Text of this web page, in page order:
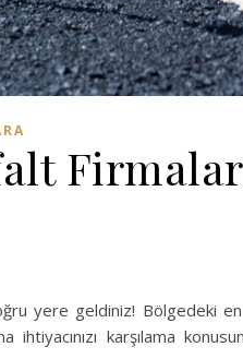
yere geldiniz! Bölgedeki
karşılama